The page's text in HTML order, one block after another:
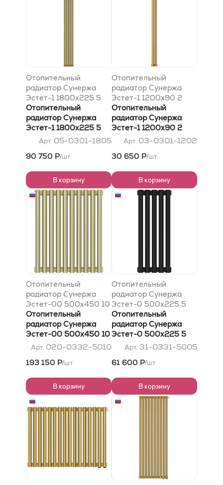
Отопительный
радиатор Сунержа
Эстет-1 1800х225 5
секций, Состаренная
бронза
Отопительный
радиатор Сунержа
Эстет-1 1800х225 5
секций, Состаренная
бронза
Арт. 05-0301-1805
90 750 Р/шт
В корзину
Отопительный
радиатор Сунержа
Эстет-1 1200х90 2
секции, Золото
Отопительный
радиатор Сунержа
Эстет-1 1200х90 2
секции, Золото
Арт. 03-0301-1202
30 650 Р/шт
В корзину
Отопительный
радиатор Сунержа
Эстет-00 500х450 10
секций, Шампань
Отопительный
радиатор Сунержа
Эстет-00 500х450 10
секций, Шампань
Арт. 020-0332-5010
193 150 Р/шт
В корзину
Отопительный
радиатор Сунержа
Эстет-0 500х225 5
секций, Матовый
чёрный
Отопительный
радиатор Сунержа
Эстет-0 500х225 5
секций, Матовый
чёрный
Арт. 31-0331-5005
61 600 Р/шт
В корзину